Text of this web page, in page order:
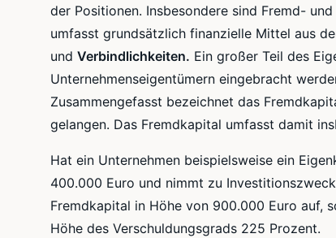
der Positionen. Insbesondere sind Fremd-
umfasst grundsätzlich finanzielle Mittel aus
und Verbindlichkeiten. Ein großer Teil des
Unternehmenseigentümern eingebracht
Zusammengefasst bezeichnet das
gelangen. Das Fremdkapital umfasst damit
Hat ein Unternehmen beispielsweise ein
400.000 Euro und nimmt zu
Fremdkapital in Höhe von 900.000 Euro auf,
Höhe des Verschuldungsgrads 225 Prozent.